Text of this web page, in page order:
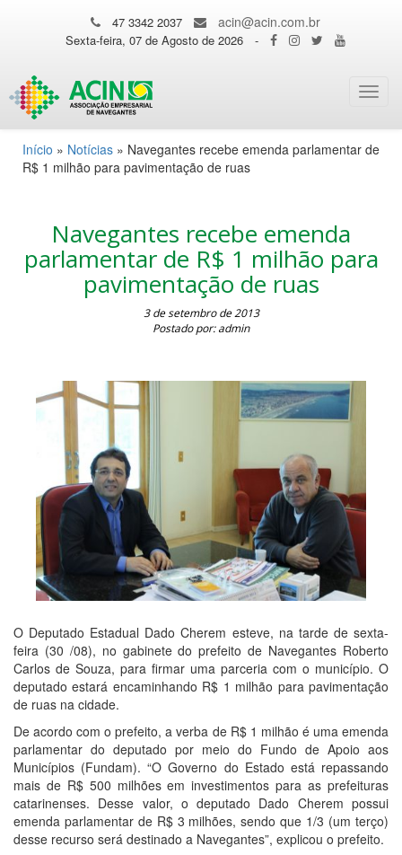
47 3342 2037 acin@acin.com.br
Sexta-feira, 07 de Agosto de 2026 -
Início » Notícias » Navegantes recebe emenda parlamentar de
R$ 1 milhão para pavimentação de ruas
Navegantes recebe emenda
parlamentar de R$ 1 milhão para
pavimentação de ruas
3 de setembro de 2013
Postado por: admin
O Deputado Estadual Dado Cherem esteve, na tarde de sexta-
feira (30 /08), no gabinete do prefeito de Navegantes Roberto
Carlos de Souza, para firmar uma parceria com o município. O
deputado estará encaminhando R$ 1 milhão para pavimentação
de ruas na cidade.
De acordo com o prefeito, a verba de R$ 1 milhão é uma emenda
parlamentar do deputado por meio do Fundo de Apoio aos
Municípios (Fundam). “O Governo do Estado está repassando
mais de R$ 500 milhões em investimentos para as prefeituras
catarinenses. Desse valor, o deputado Dado Cherem possui
emenda parlamentar de R$ 3 milhões, sendo que 1/3 (um terço)
desse recurso será destinado a Navegantes”, explicou o prefeito.